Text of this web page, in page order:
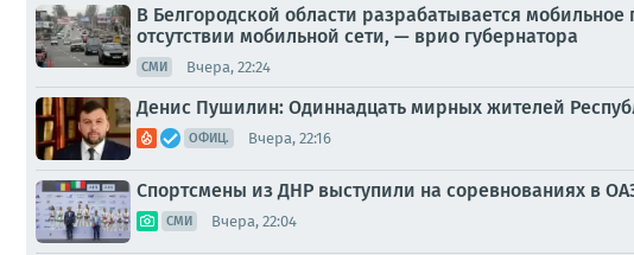
В Белгородской области разрабатывается
отсутствии мобильной сети, — врио губернатора
СМИ Вчера, 22:24
Денис Пушилин: Одиннадцать мирных жителей
ОФИЦ. Вчера, 22:16
Спортсмены из ДНР выступили на соревнованиях в
СМИ Вчера, 22:04